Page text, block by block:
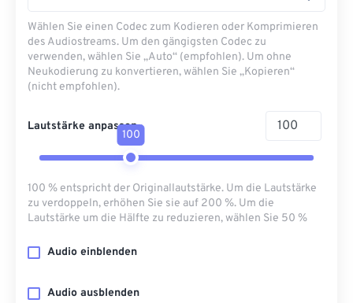
Wählen Sie einen Codec zum Kodieren oder Komprimieren
des Audiostreams. Um den gängigsten Codec zu
verwenden, wählen Sie „Auto“ (empfohlen). Um ohne
Neukodierung zu konvertieren, wählen Sie „Kopieren“
(nicht empfohlen).
Lautstärke anpassen
100
100 % entspricht der Originallautstärke. Um die Lautstärke
zu verdoppeln, erhöhen Sie sie auf 200 %. Um die
Lautstärke um die Hälfte zu reduzieren, wählen Sie 50 %
Audio einblenden
Audio ausblenden